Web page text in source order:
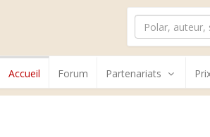
Accueil Forum Partenariats